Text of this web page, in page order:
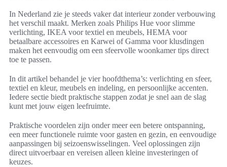
In Nederland zie je steeds vaker dat interieur zonder verbouwing
het verschil maakt. Merken zoals Philips Hue voor slimme
verlichting, IKEA voor textiel en meubels, HEMA voor
betaalbare accessoires en Karwei of Gamma voor klusdingen
maken het eenvoudig om een sfeervolle woonkamer tips direct
toe te passen.
In dit artikel behandel je vier hoofdthema’s: verlichting en sfeer,
textiel en kleur, meubels en indeling, en persoonlijke accenten.
Iedere sectie biedt praktische stappen zodat je snel aan de slag
kunt met jouw eigen leefruimte.
Praktische voordelen zijn onder meer een betere ontspanning,
een meer functionele ruimte voor gasten en gezin, en eenvoudige
aanpassingen bij seizoenswisselingen. Veel oplossingen zijn
direct uitvoerbaar en vereisen alleen kleine investeringen of
keuzes.